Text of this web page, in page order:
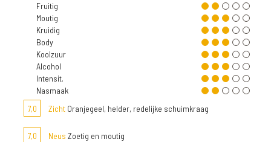
Fruitig
Moutig
Kruidig
Body
Koolzuur
Alcohol
Intensit.
Nasmaak
7,0
Zicht Oranjegeel, helder, redelijke schuimkraag
7,0 Neus Zoetig en moutig